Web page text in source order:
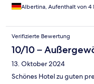
Albertina, Aufenthalt von 4
Verifizierte Bewertung
10/10 –
13. Oktober 2024
Schönes Hotel zu guten